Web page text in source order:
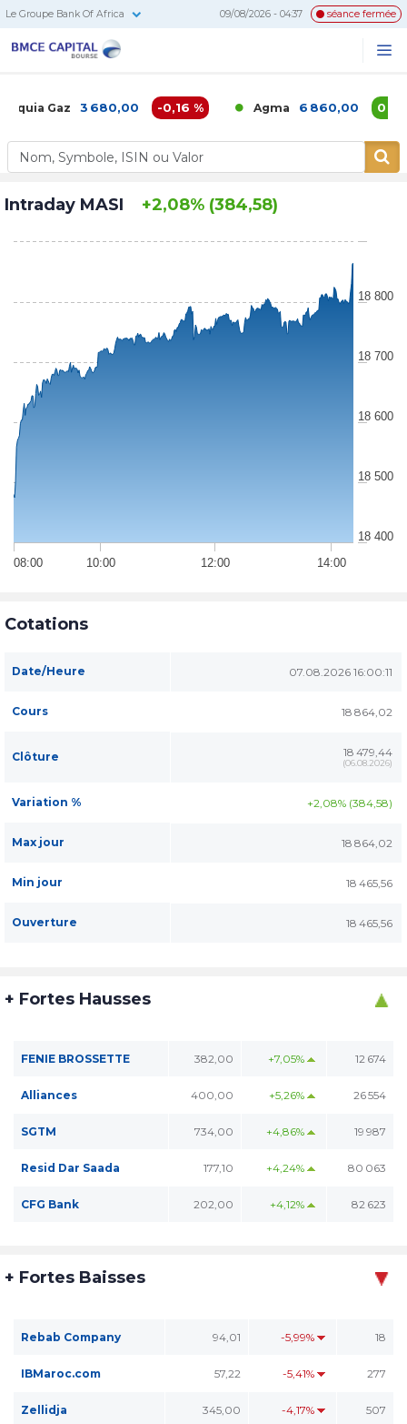
Le Groupe Bank Of Africa 09/08/2026 - 04:37 séance fermée
Gaz 3 680,00 -0,16 % Agma 6 860,00 0 %
Intraday MASI +2,08% (384,58)
10:00 12:00
08:00 14:00
18 400
18 500
18 600
18 700
18 800
Cotations
Date/Heure 07.08.2026 16:00:11
Cours 18 864,02
Clôture 18 479,44
(06.08.2026)
Variation % +2,08% (384,58)
Max jour 18 864,02
Min jour 18 465,56
Ouverture 18 465,56
+ Fortes Hausses
FENIE BROSSETTE 382,00 +7,05% 12 674
Alliances 400,00 +5,26% 26 554
SGTM 734,00 +4,86% 19 987
Resid Dar Saada 177,10 +4,24% 80 063
CFG Bank 202,00 +4,12% 82 623
+ Fortes Baisses
Rebab Company 94,01 -5,99% 18
IBMaroc.com 57,22 -5,41% 277
Zellidja 345,00 -4,17% 507